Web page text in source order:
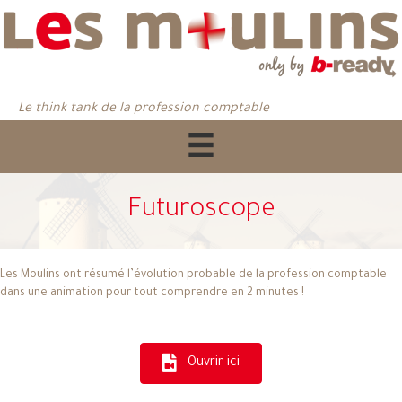
Le think tank de la profession comptable
Futuroscope
Les Moulins ont résumé l’évolution probable de la profession comptable
dans une animation pour tout comprendre en 2 minutes !
Ouvrir ici